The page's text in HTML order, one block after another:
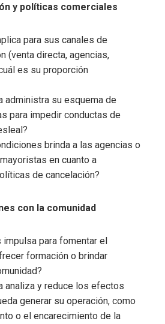
y políticas comerciales
para sus canales de
(venta directa, agencias,
es su proporción
administra su esquema de
para impedir conductas de
brinda a las agencias o
en cuanto a
de cancelación?
con la comunidad
impulsa para fomentar el
formación o brindar
analiza y reduce los efectos
generar su operación, como
o el encarecimiento de la